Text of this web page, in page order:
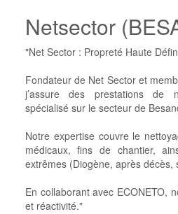
Netsector
"Net Sector : Propreté Haute
Fondateur de Net Sector et
j’assure des prestations de
spécialisé sur le secteur de
Notre expertise couvre le
médicaux, fins de chantier,
extrêmes (Diogène, après décès,
En collaborant avec ECONETO,
et réactivité."